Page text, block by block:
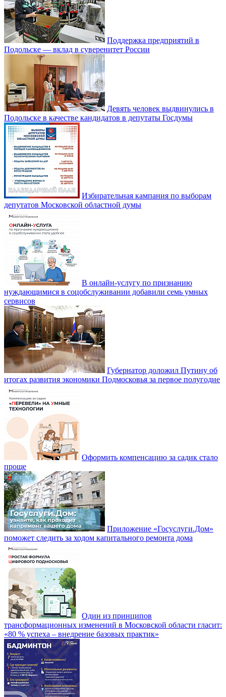
Поддержка предприятий в
Подольске — вклад в суверенитет России
Девять человек выдвинулись в
Подольске в качестве кандидатов в депутаты Госдумы
Избирательная кампания по выборам
депутатов Московской областной думы
В онлайн-услугу по признанию
нуждающимися в соцобслуживании добавили семь умных
сервисов
Губернатор доложил Путину об
итогах развития экономики Подмосковья за первое полугодие
Оформить компенсацию за садик стало
проще
Приложение «Госуслуги.Дом»
поможет следить за ходом капитального ремонта дома
Один из принципов
трансформационных изменений в Московской области гласит:
«80 % успеха – внедрение базовых практик»